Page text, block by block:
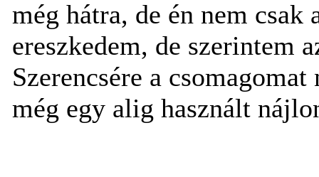
még hátra, de én nem
ereszkedem, de szerintem
Szerencsére a
még egy alig használt